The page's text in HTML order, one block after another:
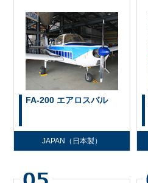
FA-200 エアロスバル
JAPAN（日本製）